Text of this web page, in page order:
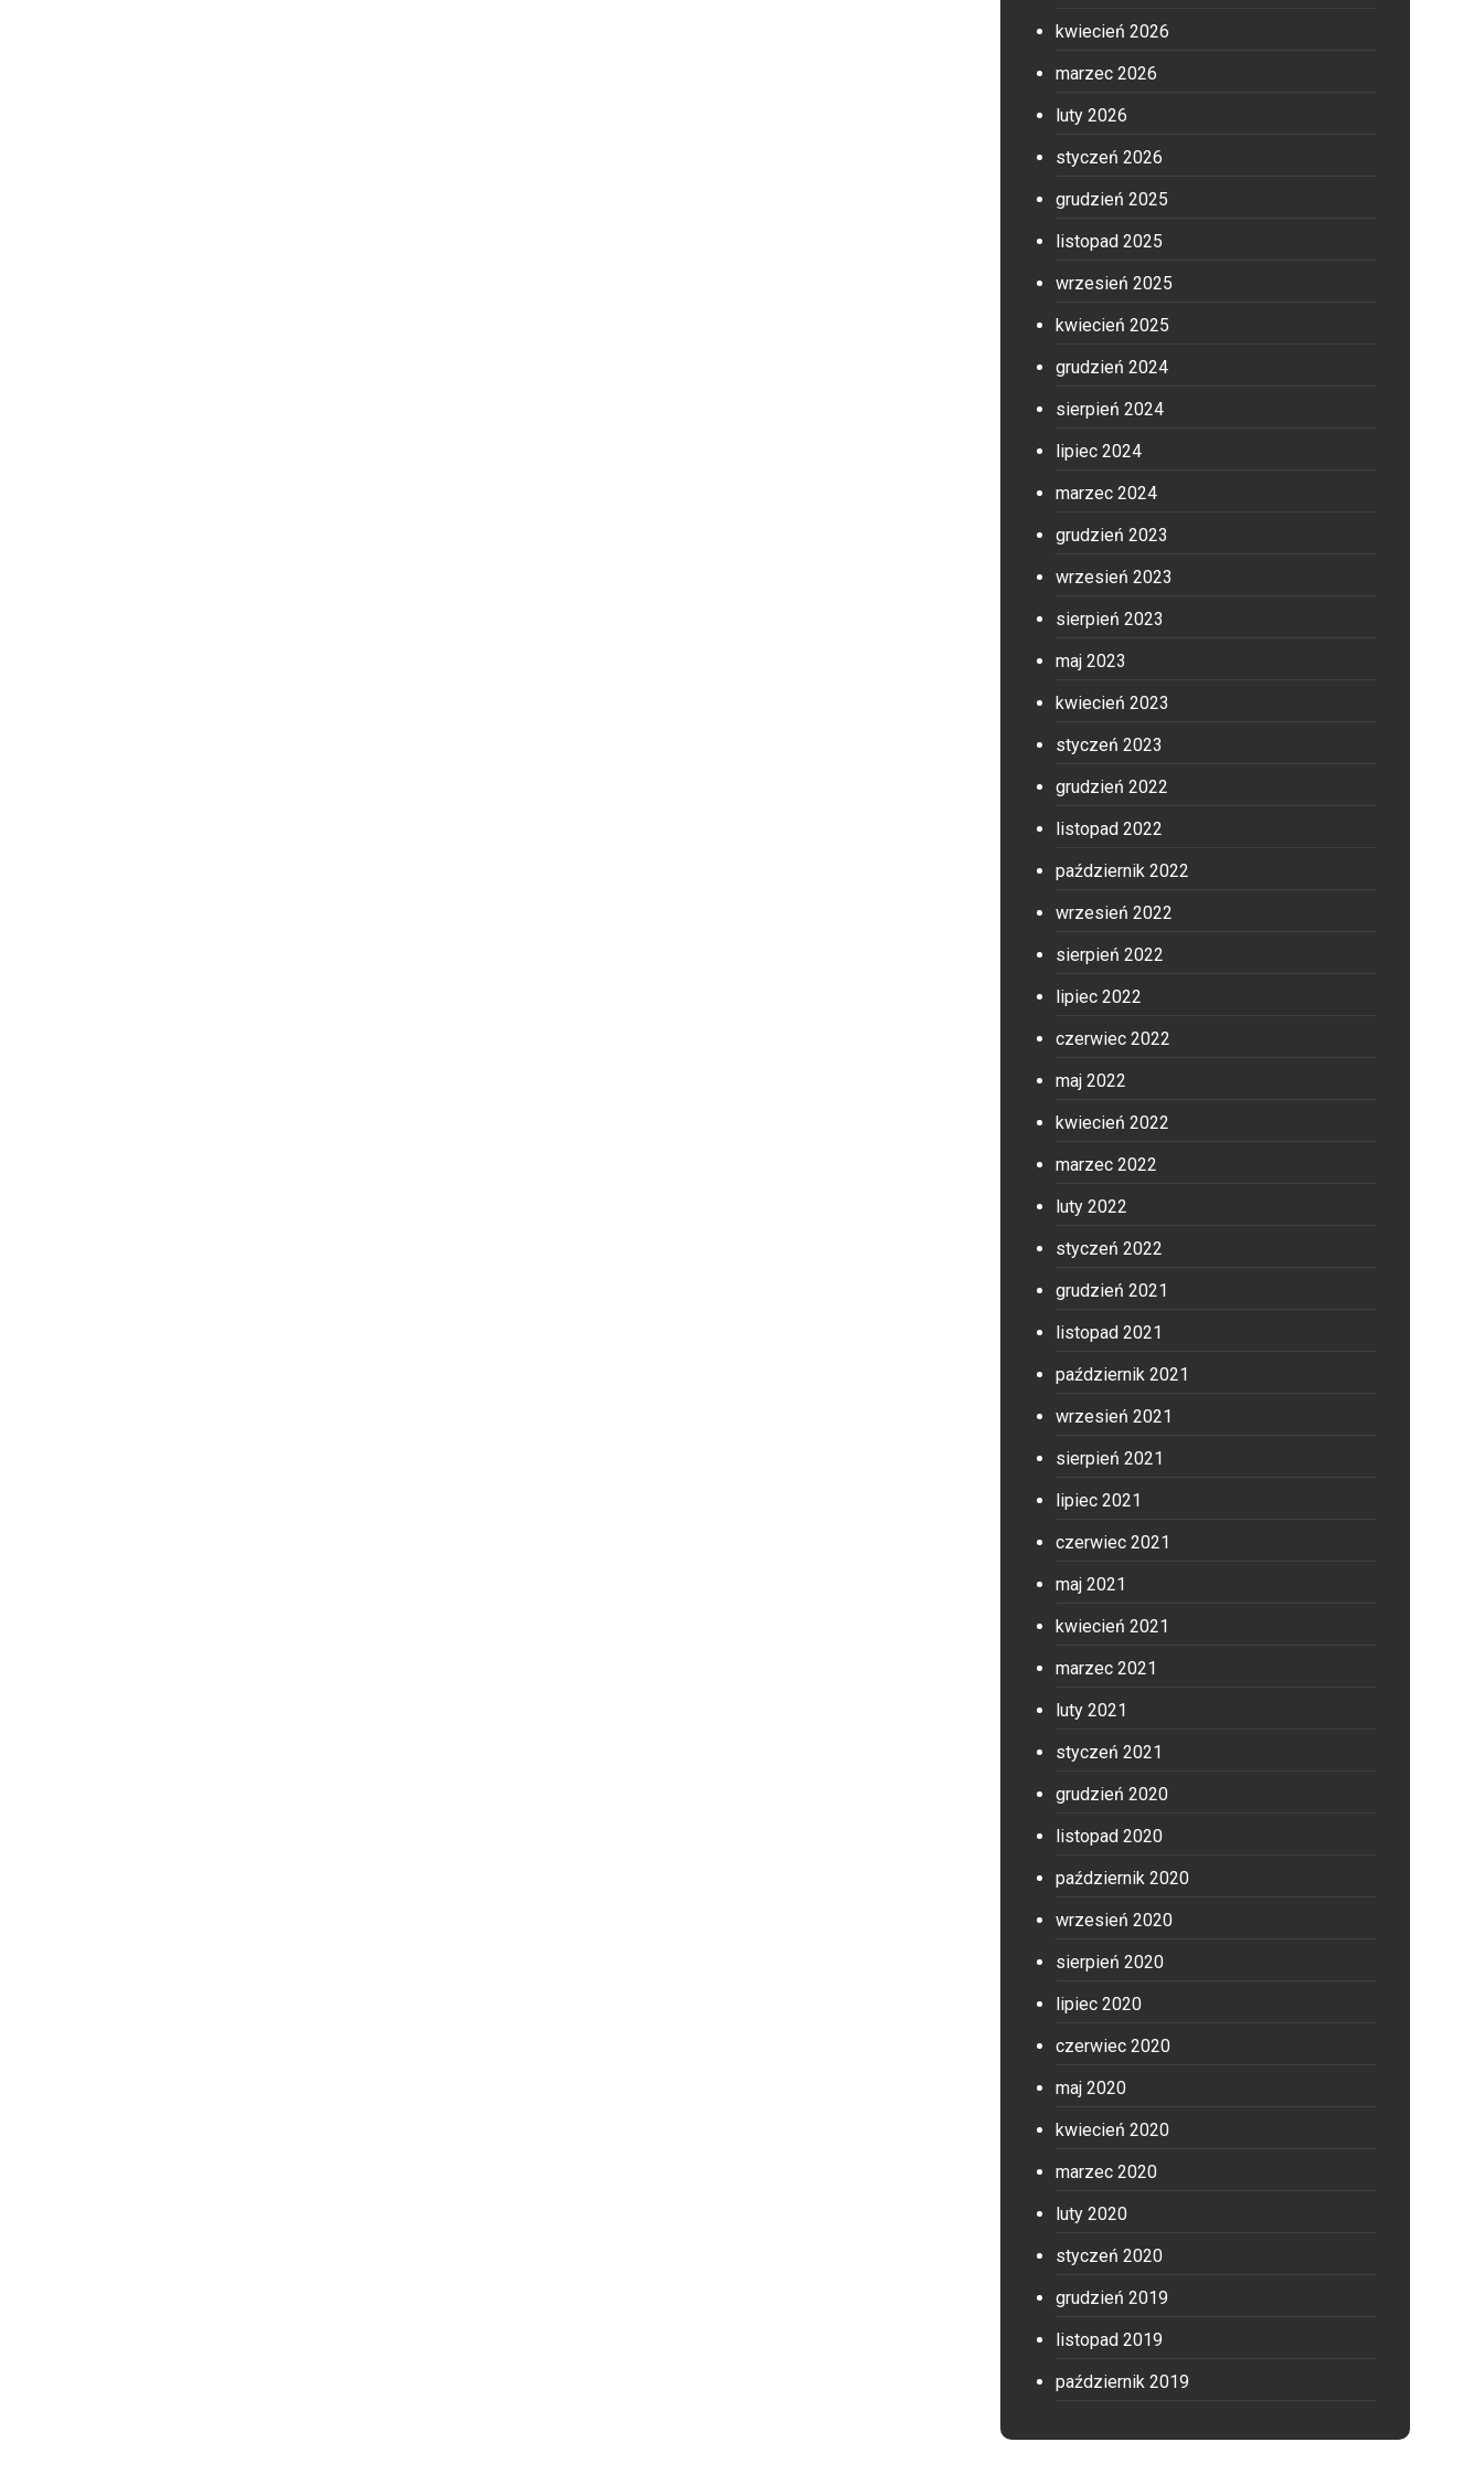
kwiecień 2026
marzec 2026
luty 2026
styczeń 2026
grudzień 2025
listopad 2025
wrzesień 2025
kwiecień 2025
grudzień 2024
sierpień 2024
lipiec 2024
marzec 2024
grudzień 2023
wrzesień 2023
sierpień 2023
maj 2023
kwiecień 2023
styczeń 2023
grudzień 2022
listopad 2022
październik 2022
wrzesień 2022
sierpień 2022
lipiec 2022
czerwiec 2022
maj 2022
kwiecień 2022
marzec 2022
luty 2022
styczeń 2022
grudzień 2021
listopad 2021
październik 2021
wrzesień 2021
sierpień 2021
lipiec 2021
czerwiec 2021
maj 2021
kwiecień 2021
marzec 2021
luty 2021
styczeń 2021
grudzień 2020
listopad 2020
październik 2020
wrzesień 2020
sierpień 2020
lipiec 2020
czerwiec 2020
maj 2020
kwiecień 2020
marzec 2020
luty 2020
styczeń 2020
grudzień 2019
listopad 2019
październik 2019